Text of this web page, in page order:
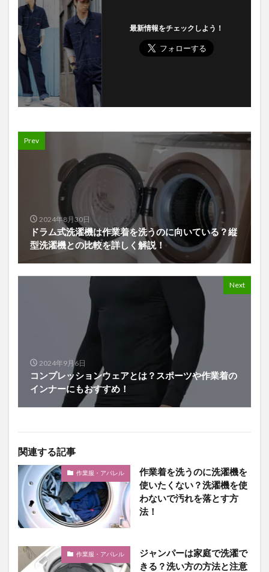
最新情報をチェックしよう！
Prev
2024年8月30日
ドラム式洗濯機は作業着を洗うのに向いている？縦
型洗濯機との比較を詳しく解説！
Next
2024年9月6日
コンプレッションウェアとは？スポーツや作業着の
インナーにもおすすめ！
関連する記事
作業服・アパレル
作業着を洗うのに洗濯機を
使いたくない？洗濯機を使
わないで汚れを落とす方
法！
作業服・アパレル
ジャンパーは家庭で洗濯で
きる？洗い方の方法と注意